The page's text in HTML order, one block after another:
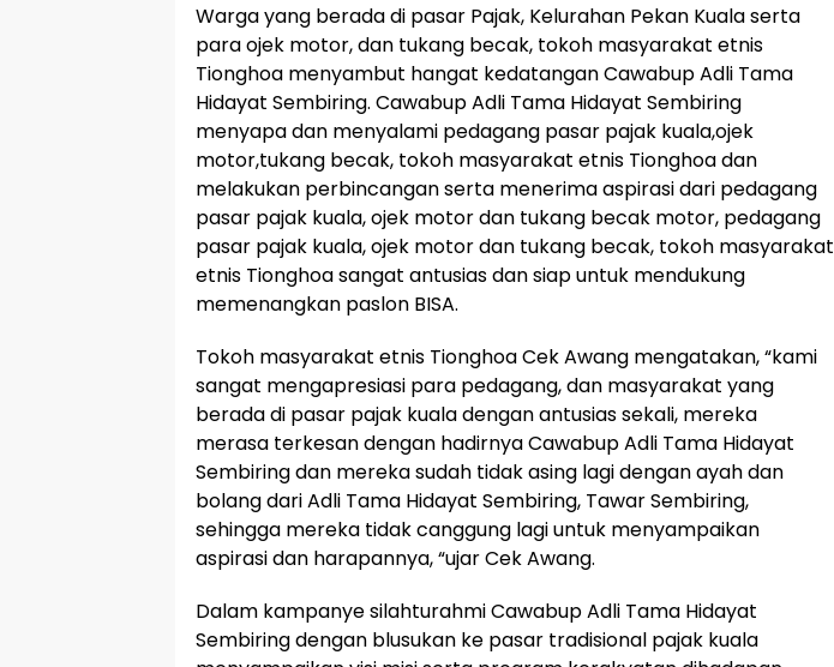
Warga yang berada di pasar Pajak, Kelurahan Pekan Kuala serta
para ojek motor, dan tukang becak, tokoh masyarakat etnis
Tionghoa menyambut hangat kedatangan Cawabup Adli Tama
Hidayat Sembiring. Cawabup Adli Tama Hidayat Sembiring
menyapa dan menyalami pedagang pasar pajak kuala,ojek
motor,tukang becak, tokoh masyarakat etnis Tionghoa dan
melakukan perbincangan serta menerima aspirasi dari pedagang
pasar pajak kuala, ojek motor dan tukang becak motor, pedagang
pasar pajak kuala, ojek motor dan tukang becak, tokoh masyarakat
etnis Tionghoa sangat antusias dan siap untuk mendukung
memenangkan paslon BISA.
Tokoh masyarakat etnis Tionghoa Cek Awang mengatakan, “kami
sangat mengapresiasi para pedagang, dan masyarakat yang
berada di pasar pajak kuala dengan antusias sekali, mereka
merasa terkesan dengan hadirnya Cawabup Adli Tama Hidayat
Sembiring dan mereka sudah tidak asing lagi dengan ayah dan
bolang dari Adli Tama Hidayat Sembiring, Tawar Sembiring,
sehingga mereka tidak canggung lagi untuk menyampaikan
aspirasi dan harapannya, “ujar Cek Awang.
Dalam kampanye silahturahmi Cawabup Adli Tama Hidayat
Sembiring dengan blusukan ke pasar tradisional pajak kuala